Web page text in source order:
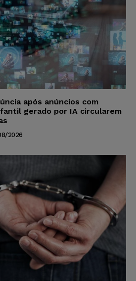
após anúncios com
gerado por IA circularem
2026